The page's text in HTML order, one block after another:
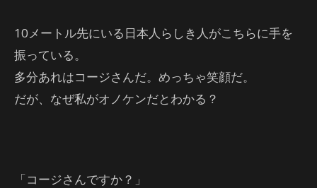
10メートル先にいる日本人らしき人がこちらに手を
振っている。
多分あれはコージさんだ。めっちゃ笑顔だ。
だが、なぜ私がオノケンだとわかる？
「コージさんですか？」